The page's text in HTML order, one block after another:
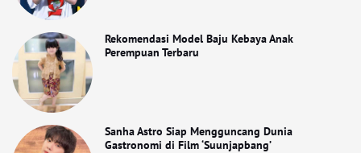
Rekomendasi Model Baju Kebaya Anak
Perempuan Terbaru
Sanha Astro Siap Mengguncang Dunia
Gastronomi di Film ‘Suunjapbang’